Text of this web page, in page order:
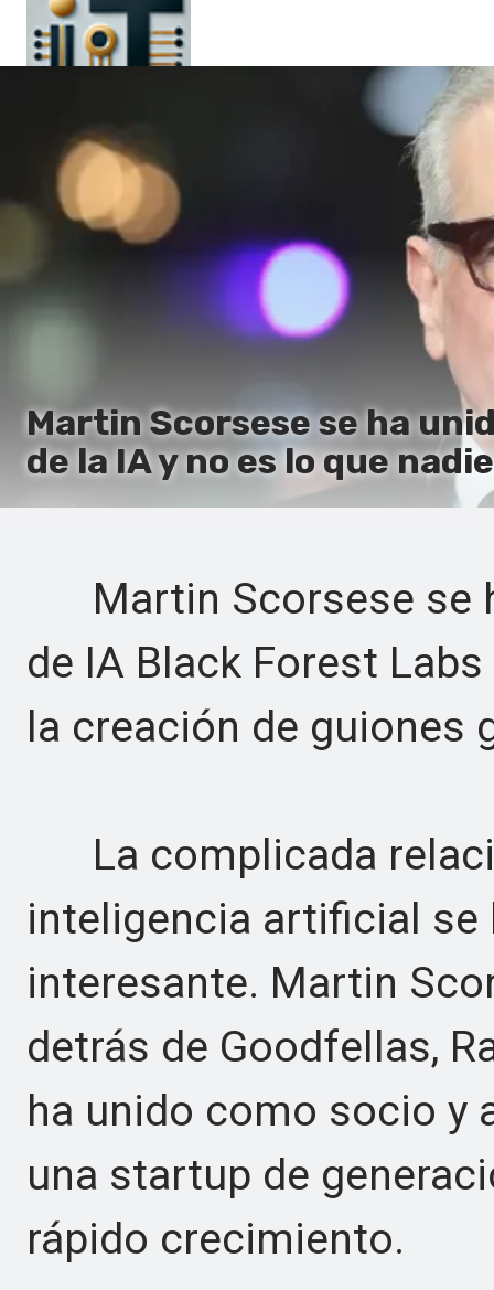
En
Es
Martin Scorsese se ha
de la IA y no es lo que
Martin Scorsese se
de IA Black Forest
la creación de guiones
La complicada
inteligencia artificial
interesante. Martin
detrás de Goodfellas,
ha unido como socio y
una startup de
rápido crecimiento.